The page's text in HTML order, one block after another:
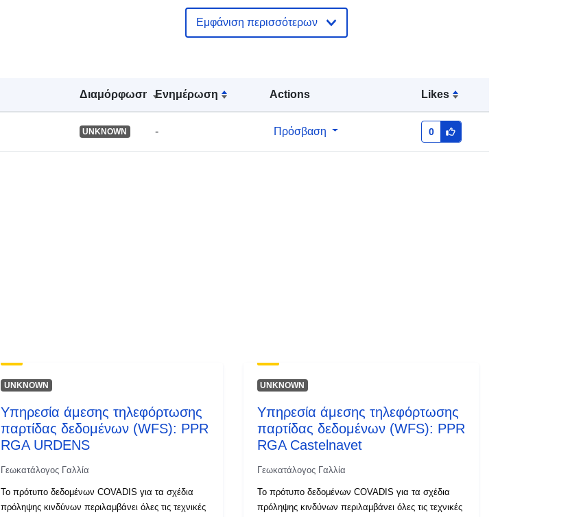
Διαμόρφωση Ενημέρωση Actions Likes
UNKNOWN - Πρόσβαση 0
durable.gouv.fr/service/fr-
120066022-wxs-46d51718-1643-
4b77-9c36-6f747f48ee86
120066022-srv-94a4282a-0f41-
Πόρος:
http://inspire.ec.europa.eu/metadata-
Εμφάνιση περισσότερων
UNKNOWN
Υπηρεσία άμεσης τηλεφόρτωσης
παρτίδας δεδομένων (WFS): PPR
RGA URDENS
Γεωκατάλογος Γαλλία
Το πρότυπο δεδομένων COVADIS για τα σχέδια
πρόληψης κινδύνων περιλαμβάνει όλες τις τεχνικές
UNKNOWN
Υπηρεσία άμεσης τηλεφόρτωσης
παρτίδας δεδομένων (WFS): PPR
RGA Castelnavet
Γεωκατάλογος Γαλλία
Το πρότυπο δεδομένων COVADIS για τα σχέδια
πρόληψης κινδύνων περιλαμβάνει όλες τις τεχνικές